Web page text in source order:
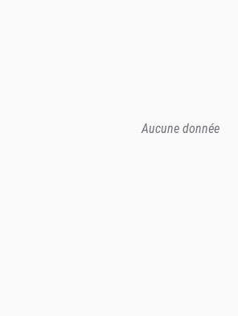
Aucune donnée